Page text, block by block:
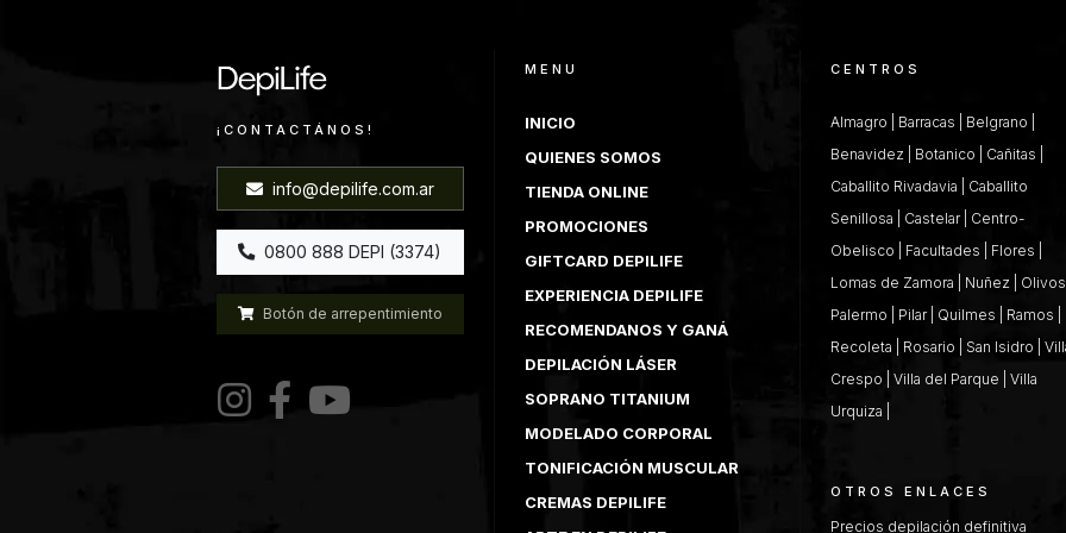
¡CONTACTÁNOS!
info@depilife.com.ar
0800 888 DEPI (3374)
Botón de arrepentimiento
MENU
INICIO
QUIENES SOMOS
TIENDA ONLINE
PROMOCIONES
GIFTCARD DEPILIFE
EXPERIENCIA DEPILIFE
RECOMENDANOS Y GANÁ
DEPILACIÓN LÁSER
SOPRANO TITANIUM
MODELADO CORPORAL
TONIFICACIÓN MUSCULAR
CREMAS DEPILIFE
CENTROS
Almagro Barracas Belgrano
Benavidez
Botanico Cañitas
Caballito Rivadavia
Caballito
Senillosa
Castelar| Centro-
Obelisco
Facultades Flores
Lomas de Zamora
Nuñez
Olivos
Palermo
Pilar| Quilmes Ramos
Recoleta
Rosario San Isidro
Crespo
Villa del Parque
Villa
Urquiza
OTROS ENLACES
Precios depilación definitiva